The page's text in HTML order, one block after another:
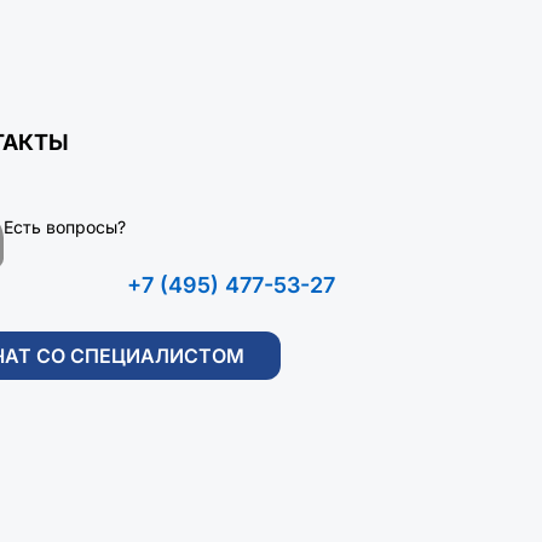
Есть вопросы?
+7 (495) 477-53-27
СО СПЕЦИАЛИСТОМ